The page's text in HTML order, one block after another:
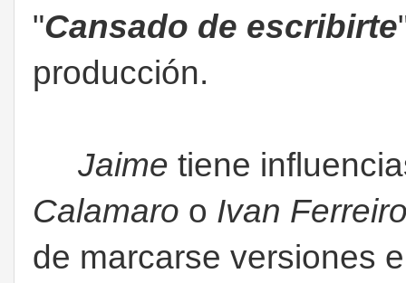
"Cansado de escribirte
producción.
Jaime tiene
Calamaro o Ivan
de marcarse versiones